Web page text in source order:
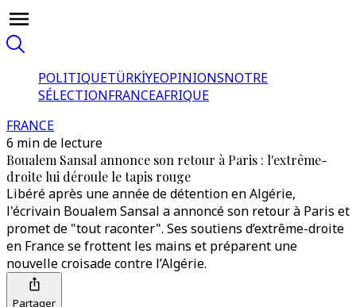
POLITIQUETÜRKİYEOPINIONSNOTRE
SÉLECTIONFRANCEAFRIQUE
FRANCE
6 min de lecture
Boualem Sansal annonce son retour à Paris : l'extrême-
droite lui déroule le tapis rouge
Libéré après une année de détention en Algérie,
l'écrivain Boualem Sansal a annoncé son retour à Paris et
promet de "tout raconter". Ses soutiens d’extrême-droite
en France se frottent les mains et préparent une
nouvelle croisade contre l’Algérie.
Partager